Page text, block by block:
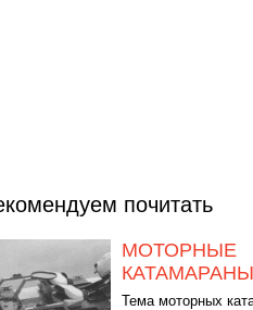
почитать
МОТОРНЫЕ
КАТАМАРАНЫ
Тема моторных